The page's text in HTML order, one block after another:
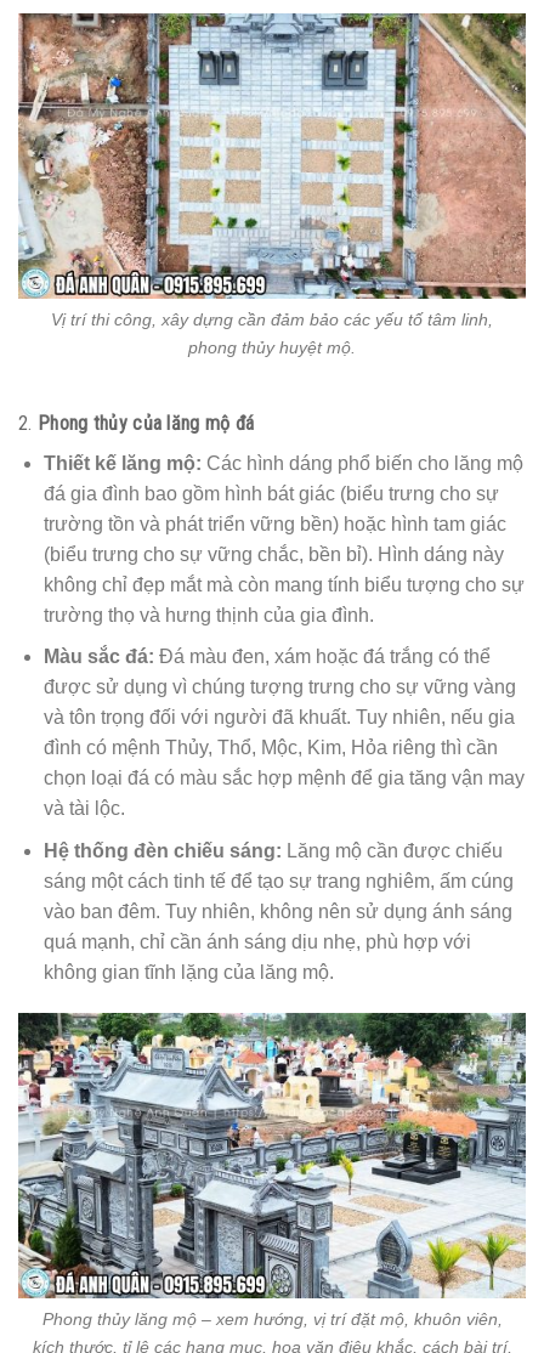
Vị trí thi công, xây dựng cần đảm bảo các yếu tố tâm linh,
phong thủy huyệt mộ.
2. Phong thủy của lăng mộ đá
Thiết kế lăng mộ: Các hình dáng phổ biến cho lăng mộ
đá gia đình bao gồm hình bát giác (biểu trưng cho sự
trường tồn và phát triển vững bền) hoặc hình tam giác
(biểu trưng cho sự vững chắc, bền bỉ). Hình dáng này
không chỉ đẹp mắt mà còn mang tính biểu tượng cho sự
trường thọ và hưng thịnh của gia đình.
Màu sắc đá: Đá màu đen, xám hoặc đá trắng có thể
được sử dụng vì chúng tượng trưng cho sự vững vàng
và tôn trọng đối với người đã khuất. Tuy nhiên, nếu gia
đình có mệnh Thủy, Thổ, Mộc, Kim, Hỏa riêng thì cần
chọn loại đá có màu sắc hợp mệnh để gia tăng vận may
và tài lộc.
Hệ thống đèn chiếu sáng: Lăng mộ cần được chiếu
sáng một cách tinh tế để tạo sự trang nghiêm, ấm cúng
vào ban đêm. Tuy nhiên, không nên sử dụng ánh sáng
quá mạnh, chỉ cần ánh sáng dịu nhẹ, phù hợp với
không gian tĩnh lặng của lăng mộ.
Phong thủy lăng mộ – xem hướng, vị trí đặt mộ, khuôn viên,
kích thước, tỉ lệ các hạng mục, hoa văn điêu khắc, cách bài trí,